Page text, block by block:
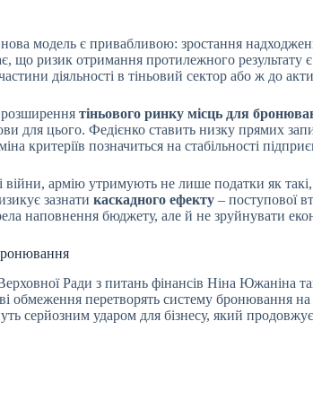
модель є привабливою: зростання
що ризик отримання протилежного
діяльності в тіньовий сектор або ж до
тіньового ринку місць для
для цього. Федієнко ставить низку прямих
критеріїв позначиться на стабільності
армію утримують не лише податки як
зазнати каскадного ефекту – поступової
наповнення бюджету, але й не зруйнувати
Ради з питань фінансів Ніна Южаніна
обмеження перетворять систему бронювання
серйозним ударом для бізнесу, який продовжує